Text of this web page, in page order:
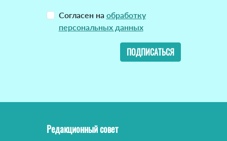
Согласен на обработку
персональных данных
ПОДПИСАТЬСЯ
Редакционный совет